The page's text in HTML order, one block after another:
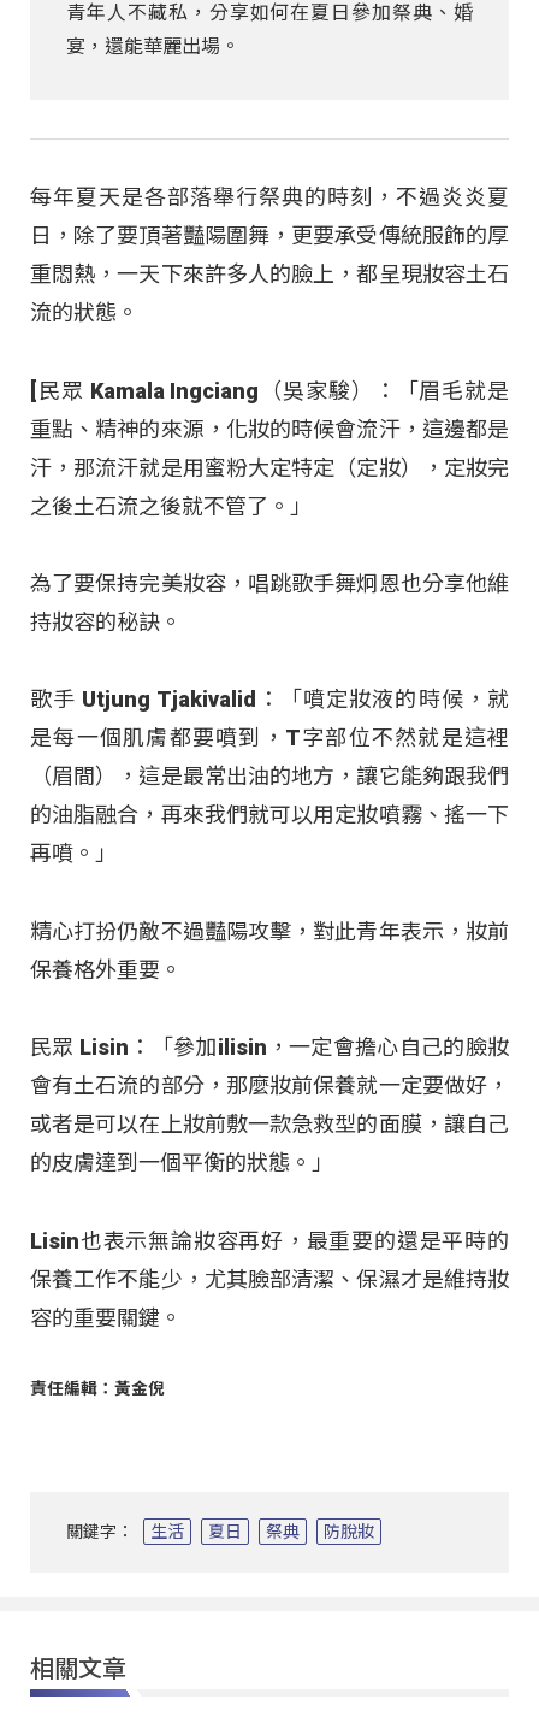
青年人不藏私，分享如何在夏日參加祭典、婚
宴，還能華麗出場。
每年夏天是各部落舉行祭典的時刻，不過炎炎夏
日，除了要頂著豔陽圍舞，更要承受傳統服飾的厚
重悶熱，一天下來許多人的臉上，都呈現妝容土石
流的狀態。
[民眾 Kamala Ingciang（吳家駿）：「眉毛就是
重點、精神的來源，化妝的時候會流汗，這邊都是
汗，那流汗就是用蜜粉大定特定（定妝），定妝完
之後土石流之後就不管了。」
為了要保持完美妝容，唱跳歌手舞炯恩也分享他維
持妝容的秘訣。
歌手 Utjung Tjakivalid：「噴定妝液的時候，就
是每一個肌膚都要噴到，T字部位不然就是這裡
（眉間），這是最常出油的地方，讓它能夠跟我們
的油脂融合，再來我們就可以用定妝噴霧、搖一下
再噴。」
精心打扮仍敵不過豔陽攻擊，對此青年表示，妝前
保養格外重要。
民眾 Lisin：「參加ilisin，一定會擔心自己的臉妝
會有土石流的部分，那麼妝前保養就一定要做好，
或者是可以在上妝前敷一款急救型的面膜，讓自己
的皮膚達到一個平衡的狀態。」
Lisin也表示無論妝容再好，最重要的還是平時的
保養工作不能少，尤其臉部清潔、保濕才是維持妝
容的重要關鍵。
責任編輯：黃金倪
關鍵字： 生活 夏日 祭典 防脫妝
相關文章